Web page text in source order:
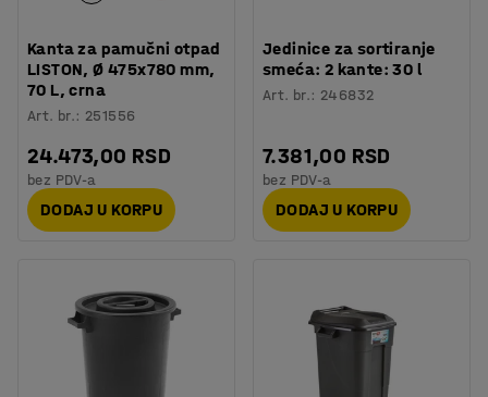
Kanta za pamučni otpad
LISTON, Ø 475x780 mm,
70 L, crna
Art. br.: 251556
24.473,00 RSD
bez PDV-a
DODAJ U KORPU
Jedinice za sortiranje
smeća: 2 kante: 30 l
Art. br.: 246832
7.381,00 RSD
bez PDV-a
DODAJ U KORPU